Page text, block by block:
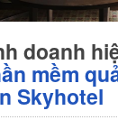
doanh
mềm
Skyhotel